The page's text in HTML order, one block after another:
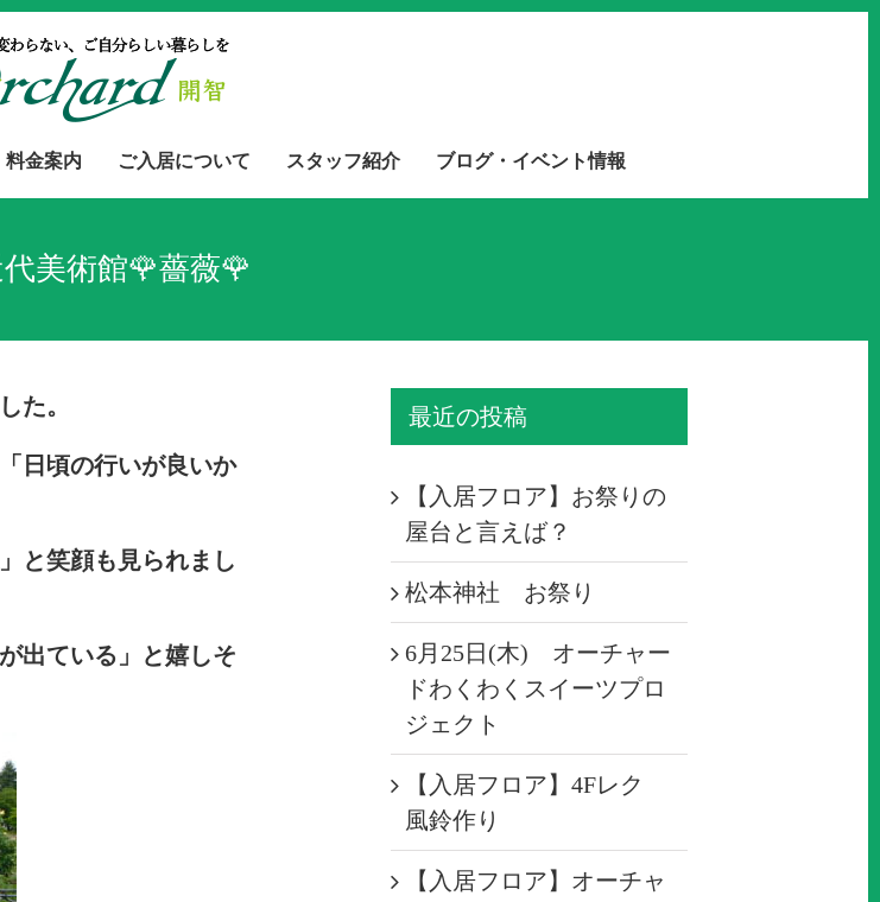
料金案内 ご入居について スタッフ紹介 ブログ・イベント情報
美術館🌹薔薇🌹
た。
日頃の行いが良いか
と笑顔も見られまし
出ている」と嬉しそ
最近の投稿
【入居フロア】お祭りの
屋台と言えば？
松本神社 お祭り
6月25日(木) オーチャー
ドわくわくスイーツプロ
ジェクト
【入居フロア】4Fレク
風鈴作り
【入居フロア】オーチャ